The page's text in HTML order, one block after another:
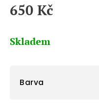
650 Kč
cena:
Skladem
Barva